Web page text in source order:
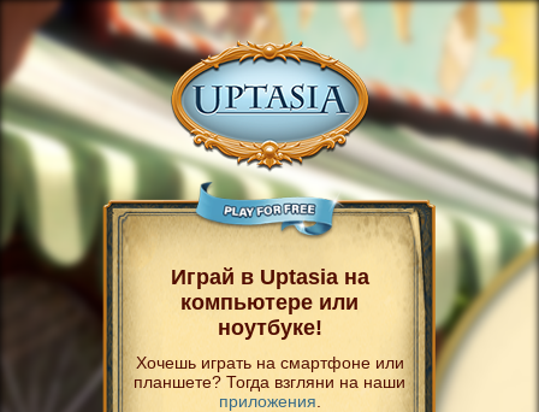
Играй в Uptasia на
компьютере или
ноутбуке!
Хочешь играть на смартфоне или
планшете? Тогда взгляни на наши
приложения